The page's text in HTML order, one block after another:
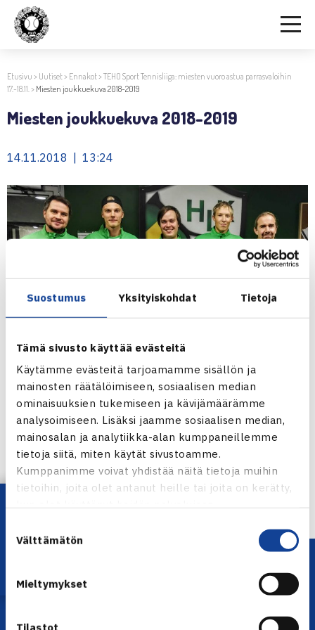
Suostumus Yksityiskohdat Tietoja
Tämä sivusto käyttää evästeitä
Käytämme evästeitä tarjoamamme sisällön ja
mainosten räätälöimiseen, sosiaalisen median
ominaisuuksien tukemiseen ja kävijämäärämme
analysoimiseen. Lisäksi jaamme sosiaalisen median,
mainosalan ja analytiikka-alan kumppaneillemme
tietoja siitä, miten käytät sivustoamme.
Kumppanimme voivat yhdistää näitä tietoja muihin
tietoihin, joita olet antanut heille tai joita on kerätty,
valinta
Välttämätön
Mieltymykset
Tilastot
Etusivu > Uutiset> Ennakot>TEHO Sport Tennisliiga: miesten vuoro astua parrasvaloihin
17.-18.11.> Miesten joukkuekuva 2018-2019
Miesten joukkuekuva 2018-2019
14.11.2018 | 13:24
← Edellinen
Lataa OmaTennis!